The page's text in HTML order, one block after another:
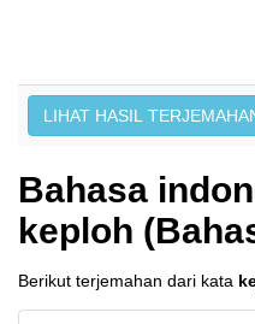
Bahasa
keploh
Berikut terjemahan dari kata